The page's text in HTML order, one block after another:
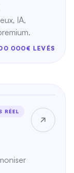
IA,
000€ LEVÉS
RÉEL